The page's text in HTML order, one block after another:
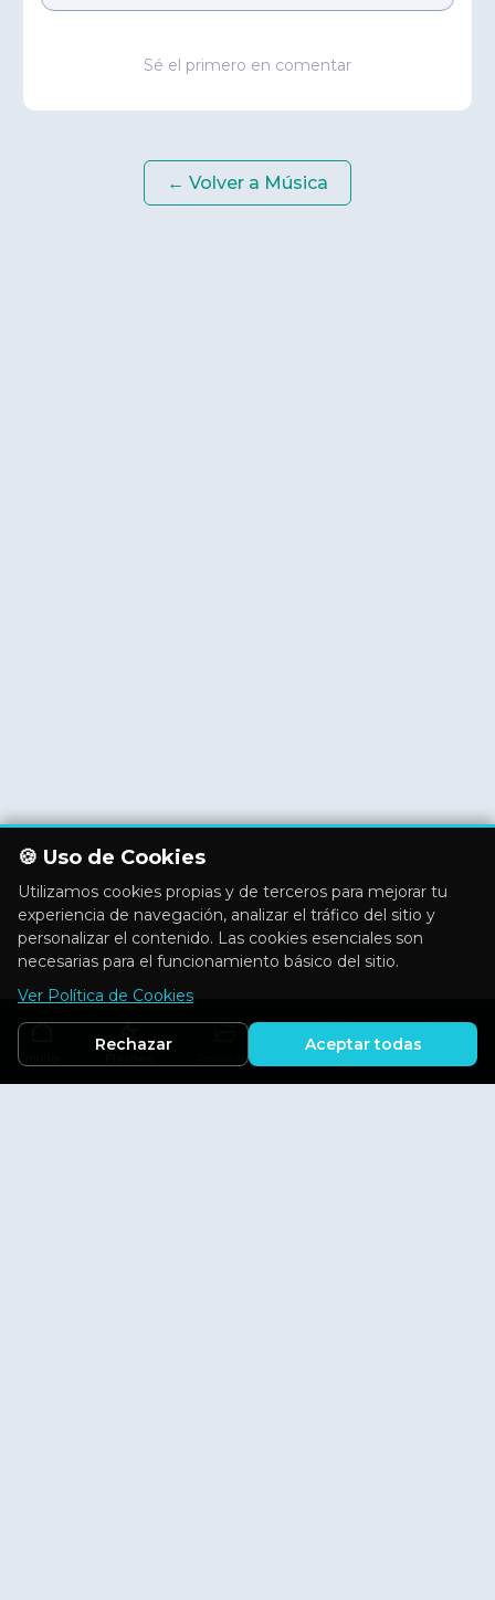
Sé el primero en comentar
← Volver a Música
Recursos
🍪 Uso de Cookies
Utilizamos cookies propias y de terceros para mejorar tu
experiencia de navegación, analizar el tráfico del sitio y
personalizar el contenido. Las cookies esenciales son
necesarias para el funcionamiento básico del sitio.
Ver Política de Cookies
Rechazar Aceptar todas